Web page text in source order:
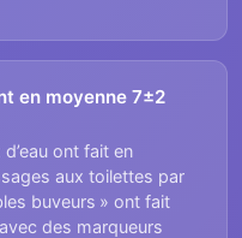
en moyenne 7±2
ont fait en
aux toilettes par
buveurs » ont fait
des marqueurs